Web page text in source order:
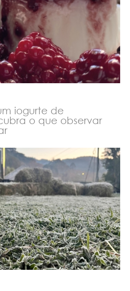
iogurte de
o que observar